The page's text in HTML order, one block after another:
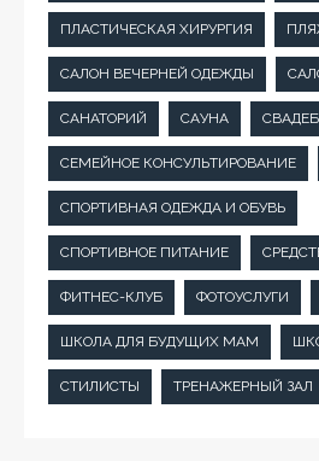
ПЛАСТИЧЕСКАЯ ХИРУРГИЯ
САЛОН ВЕЧЕРНЕЙ ОДЕЖДЫ
САНАТОРИЙ САУНА
СЕМЕЙНОЕ КОНСУЛЬТИРОВАНИЕ
СПОРТИВНАЯ ОДЕЖДА И ОБУВЬ
СПОРТИВНОЕ ПИТАНИЕ
ФИТНЕС-КЛУБ ФОТОУСЛУГИ
ШКОЛА ДЛЯ БУДУЩИХ МАМ
СТИЛИСТЫ ТРЕНАЖЕРНЫЙ ЗАЛ